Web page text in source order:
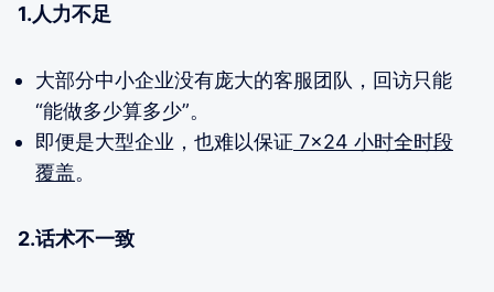
1.人力不足
大部分中小企业没有庞大的客服团队，回访只能
“能做多少算多少”。
即便是大型企业，也难以保证 7×24 小时全时段
覆盖。
2.话术不一致